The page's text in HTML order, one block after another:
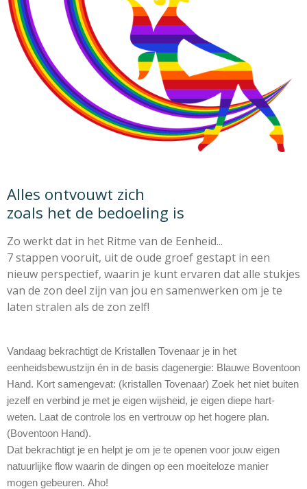
Alles ontvouwt zich
zoals het de bedoeling is
Zo werkt dat in het Ritme van de Eenheid...
7 stappen vooruit, uit de oude groef gestapt in een
nieuw perspectief, waarin je kunt ervaren dat alle stukjes
van de zon deel zijn van jou en samenwerken om je te
laten stralen als de zon zelf!
Vandaag bekrachtigt de Kristallen Tovenaar je in het
eenheidsbewustzijn én in de basis dagenergie: Blauwe Boventoon
Hand. Kort samengevat: (kristallen Tovenaar) Zoek het niet buiten
jezelfen verbind je met je eigen wijsheid, je eigen diepe hart-
weten. Laat de controle los en vertrouw op het hogere plan.
(Boventoon Hand).
Dat bekrachtigt je en helpt je om je te openen voor jouw eigen
natuurlijke flow waarin de dingen op een moeiteloze manier
mogen gebeuren. Aho!